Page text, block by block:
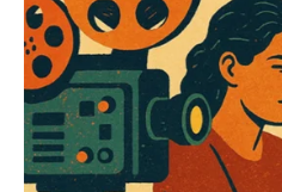
Enviado por
UHE